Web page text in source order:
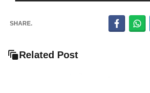
SHARE.
Related Post